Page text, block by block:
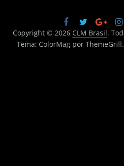
Copyright © 2026 CLM Brasil.
Tema: ColorMagpor